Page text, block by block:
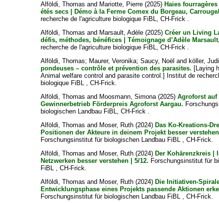
Alföldi, Thomas and Mariotte, Pierre (2025) Haies
étés secs | Démo à la Ferme Comex du Borgeau,
recherche de l'agriculture biologique FiBL, CH-Frick .
Alföldi, Thomas and Marsault, Adèle (2025)Créer un Living
défis, méthodes, bénéfices | Témoignage d’Adèle
recherche de l'agriculture biologique FiBL, CH-Frick .
Alföldi, Thomas; Maurer, Veronika;Saucy, Noël and köller,
pondeuses – contrôle et prévention des parasites. [Laying
Animal welfare control and parasite control.] Institut de
biologique FiBL , CH-Frick.
Alföldi, Thomas and Moosmann, Simona(2025)Agroforst auf
Gewinnerbetrieb Förderpreis Agroforst Aargau.
biologischen Landbau FiBL, CH-Frick .
Alföldi, Thomas and Moser, Ruth (2024) Das Ko-Kreations-
Positionen der Akteure in deinem Projekt besser
Forschungsinstitut für biologischen Landbau FiBL , CH-Frick.
Alföldi, Thomas and Moser, Ruth (2024) Der Kohärenzkreis |
Netzwerken besser verstehen | 5/12. Forschungsinstitut für
FiBL , CH-Frick.
Alföldi, Thomas and Moser, Ruth (2024) Die Initiativen-
Entwicklungsphase eines Projekts passende Aktionen
Forschungsinstitut für biologischen Landbau FiBL , CH-Frick.